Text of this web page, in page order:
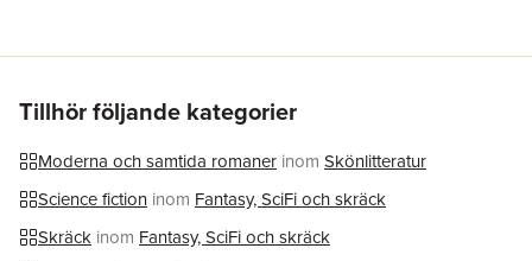
Tillhör följande kategorier
Moderna och samtida romaner inom Skönlitteratur
Science fiction inom Fantasy, SciFi och skräck
Skräck inom Fantasy, SciFi och skräck